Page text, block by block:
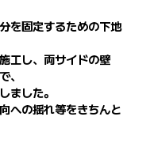
を固定するための下地
工し、両サイドの壁
、
ました。
への揺れ等をきちんと